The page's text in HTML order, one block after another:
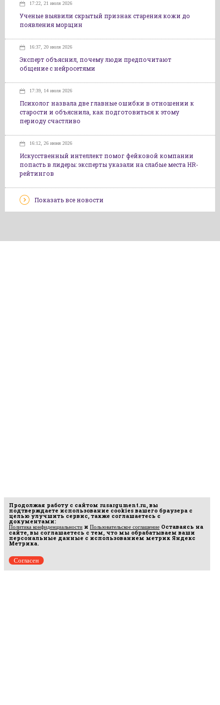
17:22, 21 июля 2026
Ученые выявили скрытый признак старения кожи до
появления морщин
16:37, 20 июля 2026
Эксперт объяснил, почему люди предпочитают
общение с нейросетями
17:39, 14 июля 2026
Психолог назвала две главные ошибки в отношении к
старости и объяснила, как подготовиться к этому
периоду счастливо
16:12, 26 июня 2026
Искусственный интеллект помог фейковой компании
попасть в лидеры: эксперты указали на слабые места HR-
рейтингов
Показать все новости
Продолжая работу с сайтом rusargument.ru, вы
подтверждаете использование cookies вашего браузера с
целью улучшить сервис, также соглашаетесь с
документами:
Политика конфиденциальности и Пользовательское соглашение Оставаясь на
сайте, вы соглашаетесь с тем, что мы обрабатываем ваши
персональные данные с использованием метрик Яндекс
Метрика.
Согласен